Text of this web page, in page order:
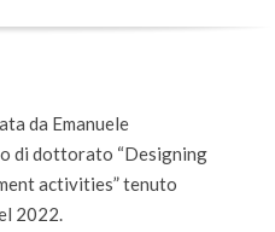
da Emanuele
di dottorato “Designing
activities” tenuto
2022.